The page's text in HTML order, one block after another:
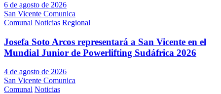
6 de agosto de 2026
San Vicente Comunica
Comunal Noticias Regional
Josefa Soto Arcos representará a San Vicente en el
Mundial Junior de Powerlifting Sudáfrica 2026
4 de agosto de 2026
San Vicente Comunica
Comunal Noticias